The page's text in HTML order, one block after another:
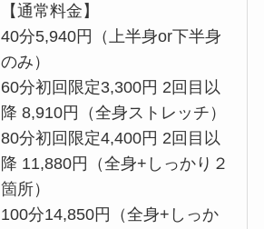
【通常料金】
40分5,940円（上半身or下半身
のみ）
60分初回限定3,300円 2回目以
降 8,910円（全身ストレッチ）
80分初回限定4,400円 2回目以
降 11,880円（全身+しっかり２
箇所）
100分14,850円（全身+しっか